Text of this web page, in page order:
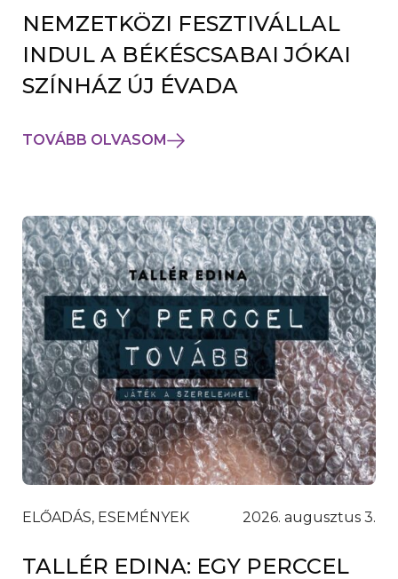
NEMZETKÖZI FESZTIVÁLLAL
INDUL A BÉKÉSCSABAI JÓKAI
SZÍNHÁZ ÚJ ÉVADA
TOVÁBB OLVASOM
ELŐADÁS, ESEMÉNYEK 2026. augusztus 3.
TALLÉR EDINA: EGY PERCCEL